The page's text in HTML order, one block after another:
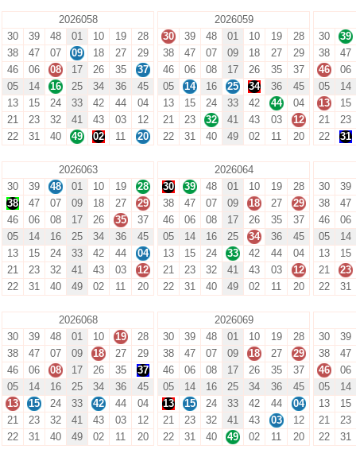
2026058
30
39 48 01 10 19
28
38
47 07 09 18 27
29
46
06 08 17 26 35
37
05
14 16 25 34 36
45
13
15 24 33 42 44
04
21
23 32 41 43 03
12
22
31 40 49 02 11 20
2026059
30
39 48 01 10 19
28
38
47 07 09 18 27
29
46
06 08 17 26 35
37
05
14 16 25 34 36
45
13
15 24 33 42 44
04
21
23 32 41 43 03
12
22
31 40 49 02 11 20
30
39
38
47
46
06
05
14
13
15
21
23
22
31
2026063
30
39 48 01 10 19
28
38
47 07 09 18 27
29
46
06 08 17 26 35
37
05
14 16 25 34 36
45
13
15 24 33 42 44
04
21
23 32 41 43 03
12
22
31 40 49 02 11 20
2026064
30
39 48 01 10 19
28
38
47 07 09 18 27
29
46
06 08 17 26 35
37
05
14 16 25 34 36
45
13
15 24 33 42 44
04
21
23 32 41 43 03
12
22
31 40 49 02 11 20
30
39
38
47
46
06
05
14
13
15
21
23
22
31
2026068
30
39 48 01 10 19
28
38
47 07 09 18 27
29
46
06 08 17 26 35
37
05
14 16 25 34 36
45
13
15 24 33 42 44
04
21
23 32 41 43 03
12
22
31 40 49 02 11 20
2026069
30
39 48 01 10 19
28
38
47 07 09 18 27
29
46
06 08 17 26 35
37
05
14 16 25 34 36
45
13
15 24 33 42 44
04
21
23 32 41 43 03
12
22
31 40 49 02 11 20
30
39
38
47
46
06
05
14
13
15
21
23
22
31